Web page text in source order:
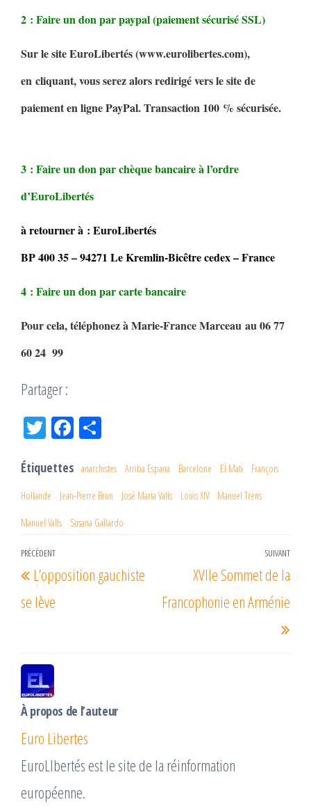
2 : Faire un don par paypal (paiement sécurisé SSL)
Sur le site EuroLibertés (www.eurolibertes.com),
en cliquant, vous serez alors redirigé vers le site de
paiement en ligne PayPal. Transaction 100 % sécurisée.
3 : Faire un don par chèque bancaire à l’ordre
d’EuroLibertés
à retourner à : EuroLibertés
BP 400 35 – 94271 Le Kremlin-Bicêtre cedex – France
4 : Faire un don par carte bancaire
Pour cela, téléphonez à Marie-France Marceau au 06 77
60 24 99
Partager :
Tw
er
Fac
oo
k
ge
r
Étiquettes anarchistes Arriba Espana Barcelone El Mati François
Hollande Jean-Pierre Brun José Maria Valls Louis XIV Manuel Trens
Manuel Valls Susana Gallardo
Navigation
de
l’article
Article
précédent
PRÉCÉDENT
L’opposition gauchiste
se lève
SUIVANT
XVIIe Sommet de la
Francophonie en Arménie
À propos de l’auteur
Euro Libertes
EuroLIbertés est le site de la réinformation
européenne.